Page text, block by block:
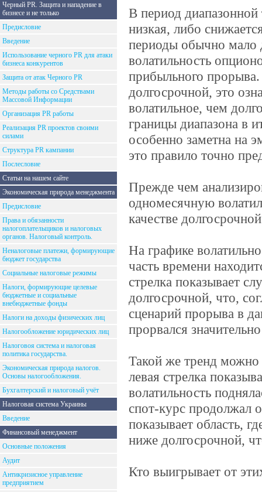
Черный PR. Защита и нападение в
бизнесе и не только
Предисловие
Введение
Использование черного PR для атаки
бизнеса конкурентов
Защита от атак Черного PR
Методы работы со Средствами
Массовой Информации
Организация PR работы
Реализация PR проектов своими
силами
Структура PR кампании
Послесловие
Статьи на нашем сайте
Экономическая природа менеджмента
Предисловие
Права и обязанности
налогоплательщиков и налоговых
органов. Налоговый контроль.
Неналоговые платежи, формирующие
бюджет государства
Социальные налоговые режимы
Налоги, формирующие целевые
бюджетные и социальные
внебюджетные фонды
Налоги на доходы физических лиц
Налогообложение юридических лиц
Налоговоя система и налоговая
политика государства.
Экономическая природа налогов.
Основы налогообложения.
Бухгалтерский и налоговый учёт
Налоговая система Украины
Введение
Финансовый менеджмент
Основные положения
Аудит
Антикризисное управление
предприятием
В период диапазонной
низкая, либо
периоды обычно мало
волатильность
прибыльного прорыва.
долгосрочной, это
волатильное, чем
границы диапазона в
особенно заметна на
это правило точно
Прежде чем
одномесячную
качестве
На графике
часть времени
стрелка показывает
долгосрочной, что,
сценарий прорыва в
прорвался
Такой же тренд можно
левая стрелка
волатильность
спот-курс продолжал
показывает область,
ниже долгосрочной,
Кто выигрывает от